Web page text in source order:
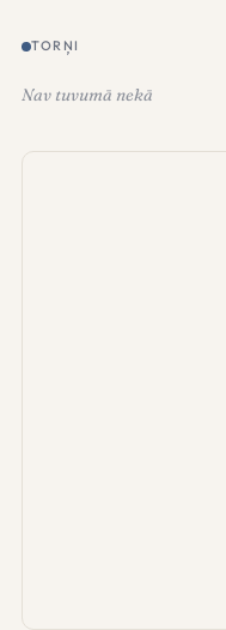
TORŅI
Nav tuvumā nekā